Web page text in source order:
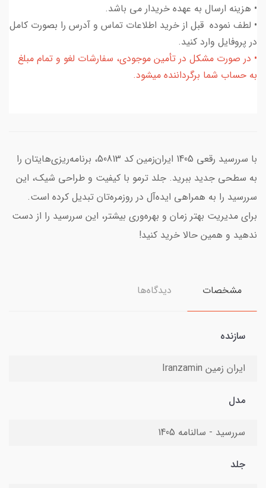
• هزینه ارسال به عهده خریدار می باشد.
• لطف نموده قبل از خرید اطلاعات تماس و آدرس را بصورت کامل
در پروفایل وارد کنید.
• در صورت مشکل در تأمین موجودی، سفارشات لغو و تمام مبلغ
به حساب شما برگرداننده میشود.
با سررسید رقعی 1405 ایران‌زمین کد 50813، برنامه‌ریزی‌هایتان را
به سطحی جدید ببرید. جلد ترمو با کیفیت و طراحی شیک، این
سررسید را به همراهی ایده‌آل در روزمره‌تان تبدیل کرده است.
برای مدیریت بهتر زمان و بهره‌وری بیشتر، این سررسید را از دست
ندهید و همین حالا خرید کنید!
مشخصات دیدگاه‌ها
سازنده
ایران زمین Iranzamin
مدل
سررسید - سالنامه 1405
جلد